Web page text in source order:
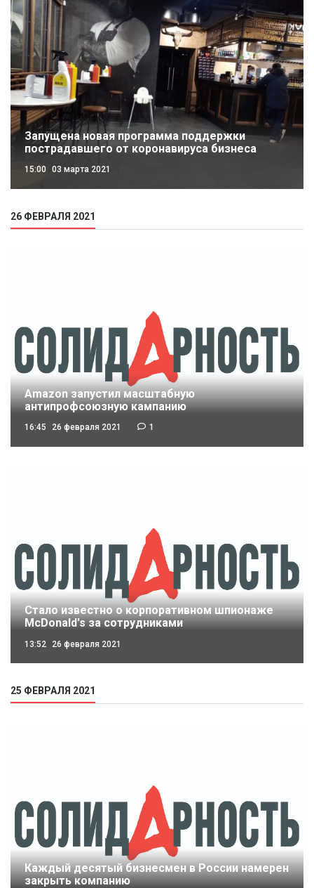
Запущена новая программа поддержки
пострадавшего от коронавируса бизнеса
15:00 03 марта 2021
26 ФЕВРАЛЯ 2021
Amazon запустил масштабную
антипрофсоюзную кампанию
16:45 26 февраля 2021 1
Стало известно о корпоративном шпионаже
McDonald's за сотрудниками
13:52 26 февраля 2021
25 ФЕВРАЛЯ 2021
Каждый десятый бизнесмен в России намерен
закрыть компанию